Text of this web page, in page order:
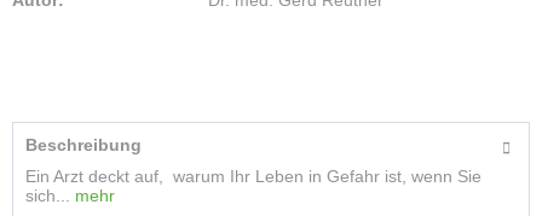
Beschreibung
Ein Arzt deckt auf, warum Ihr Leben in Gefahr ist, wenn Sie
sich...
mehr